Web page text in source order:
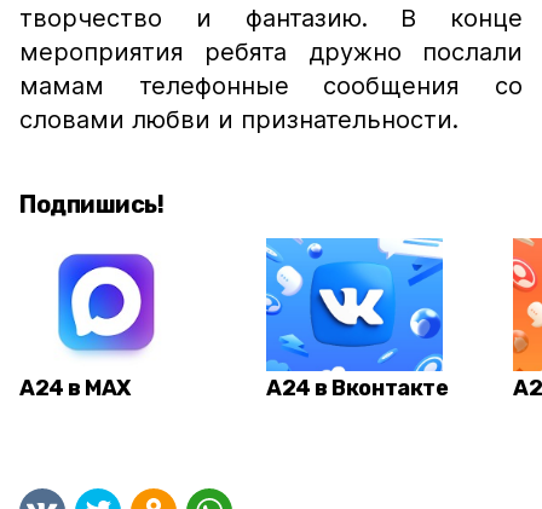
творчество и фантазию. В конце
мероприятия ребята дружно послали
мамам телефонные сообщения со
словами любви и признательности.
Подпишись!
А24 в MAX А24 в Вконтакте